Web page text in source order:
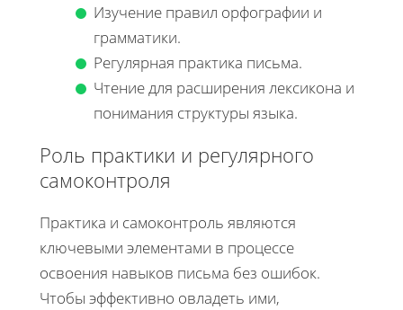
Изучение правил орфографии и
грамматики.
Регулярная практика письма.
Чтение для расширения лексикона и
понимания структуры языка.
Роль практики и регулярного
самоконтроля
Практика и самоконтроль являются
ключевыми элементами в процессе
освоения навыков письма без ошибок.
Чтобы эффективно овладеть ими,